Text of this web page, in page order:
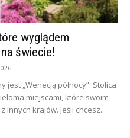
wyglądem
świecie!
„Wenecją północy”. Stolica
miejscami, które swoim
innych krajów. Jeśli chcesz...